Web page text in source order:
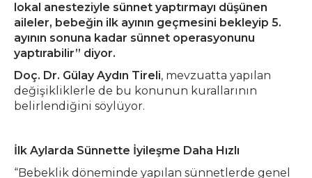
lokal anesteziyle sünnet yaptırmayı düşünen
aileler, bebeğin ilk ayının geçmesini bekleyip 5.
ayının sonuna kadar sünnet operasyonunu
yaptırabilir” diyor.
Doç. Dr. Gülay Aydın Tireli, mevzuatta yapılan
değişikliklerle de bu konunun kurallarının
belirlendiğini söylüyor.
İlk Aylarda Sünnette İyileşme Daha Hızlı
“Bebeklik döneminde yapılan sünnetlerde genel